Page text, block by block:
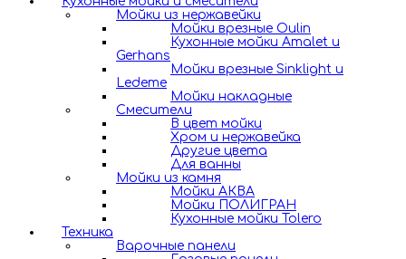
Мойки из нержавейки
Мойки врезные Oulin
Кухонные мойки Amalet и
Gerhans
Мойки врезные Sinklight и
Ledeme
Мойки накладные
Смесители
В цвет мойки
Хром и нержавейка
Другие цвета
Для ванны
Мойки из камня
Мойки АКВА
Мойки ПОЛИГРАН
Кухонные мойки Tolero
Техника
Варочные панели